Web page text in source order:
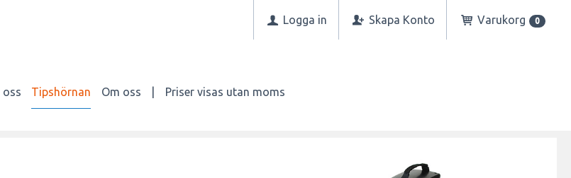
Logga in Skapa Konto Varukorg 0
oss Tipshörnan Om oss Priser visas utan moms